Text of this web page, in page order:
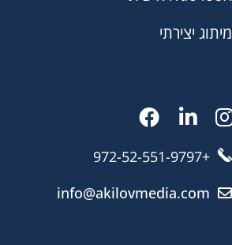
מיתוג יצירתי
+972-52-551-9797
info@akilovmedia.com